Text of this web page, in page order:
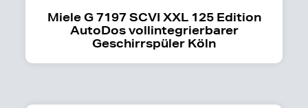
Miele G 7197 SCVI XXL 125 Edition
AutoDos vollintegrierbarer
Geschirrspüler Köln